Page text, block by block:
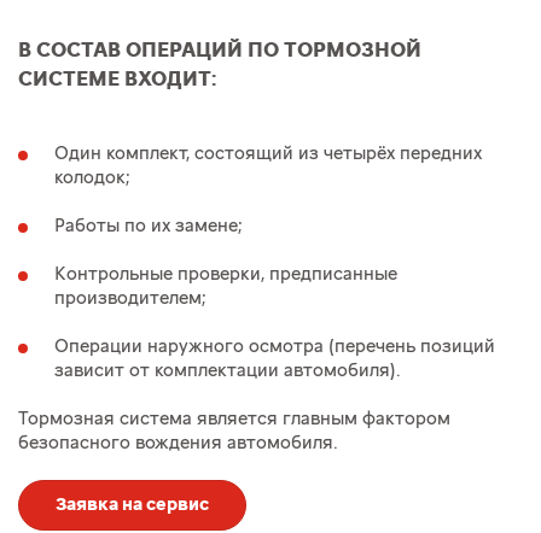
В СОСТАВ ОПЕРАЦИЙ ПО ТОРМОЗНОЙ
СИСТЕМЕ ВХОДИТ:
Один комплект, состоящий из четырёх передних
колодок;
Работы по их замене;
Контрольные проверки, предписанные
производителем;
Операции наружного осмотра (перечень позиций
зависит от комплектации автомобиля).
Тормозная система является главным фактором
безопасного вождения автомобиля.
Заявка на сервис